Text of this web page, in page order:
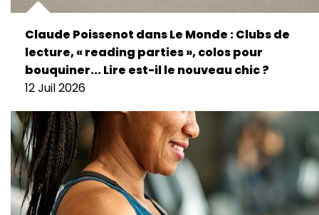
Claude Poissenot dans Le Monde : Clubs de
lecture, « reading parties », colos pour
bouquiner... Lire est-il le nouveau chic ?
12 Juil 2026